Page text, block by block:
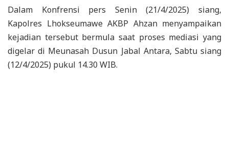
Dalam Konfrensi pers Senin (21/4/2025) siang,
Kapolres Lhokseumawe AKBP Ahzan menyampaikan
kejadian tersebut bermula saat proses mediasi yang
digelar di Meunasah Dusun Jabal Antara, Sabtu siang
(12/4/2025) pukul 14.30 WIB.